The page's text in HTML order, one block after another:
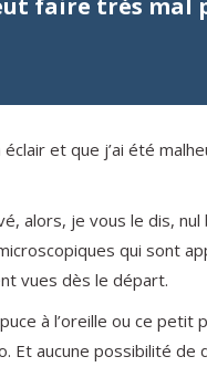
et que j’ai été
je vous le dis, nul
qui sont
vues dès le départ.
à l’oreille ou ce petit
Et aucune possibilité de